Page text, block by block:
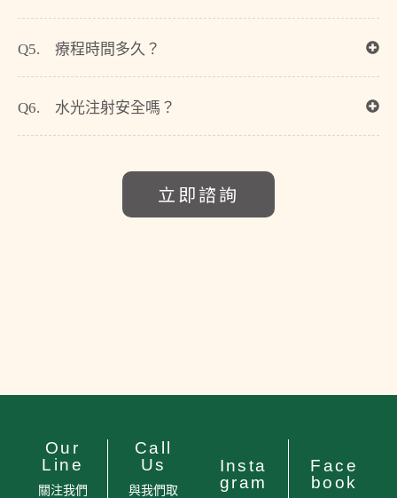
Q5. 療程時間多久？
Q6. 水光注射安全嗎？
立即諮詢
Our
Line
關注我們
Call
Us
與我們取
Insta
gram
Face
book